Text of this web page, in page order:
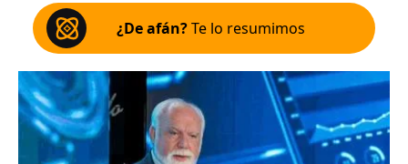
¿De afán?Te lo resumimos